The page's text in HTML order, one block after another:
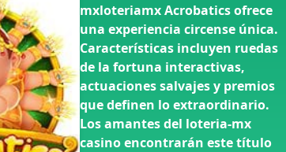
mxloteriamx Acrobatics ofrece
una experiencia circense única.
Características incluyen ruedas
de la fortuna interactivas,
actuaciones salvajes y premios
que definen lo extraordinario.
Los amantes del loteria-mx
casino encontrarán este título